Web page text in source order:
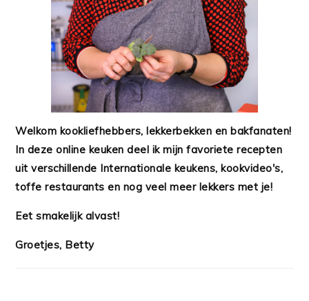
Welkom kookliefhebbers, lekkerbekken en bakfanaten!
In deze online keuken deel ik mijn favoriete recepten
uit verschillende Internationale keukens, kookvideo's,
toffe restaurants en nog veel meer lekkers met je!
Eet smakelijk alvast!
Groetjes, Betty